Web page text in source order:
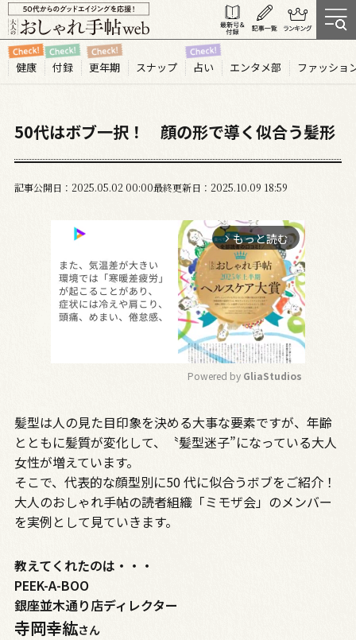
健康 付録 更年期 スナップ 占い エンタメ部 ファッショ
50代はボブ一択！ 顔の形で導く似合う髪形
記事公開日 2025.05 02 00:00最終更新日 2025.10.09 18:59
arrow_forward_ios もっと読む
u
t
Powered by GliaStudios
髪型は人の見た目印象を決める大事な要素ですが、年齢
とともに髪質が変化して、〝髪型迷子”になっている大人
女性が増えています。
そこで、代表的な顔型別に50 代に似合うボブをご紹介！
大人のおしゃれ手帖の読者組織「ミモザ会」のメンバー
を実例として見ていきます。
教えてくれたのは・・・
PEEK-A-BOO
銀座並木通り店ディレクター
寺岡幸紘さん